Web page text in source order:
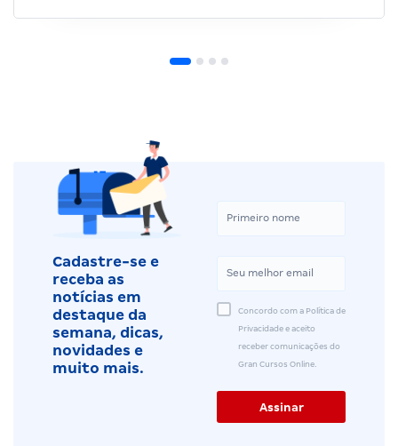
Cadastre-se e
receba as
notícias em
destaque da
semana, dicas,
novidades e
muito mais.
Concordo com a Política de
Privacidade e aceito
receber comunicações do
Gran Cursos Online.